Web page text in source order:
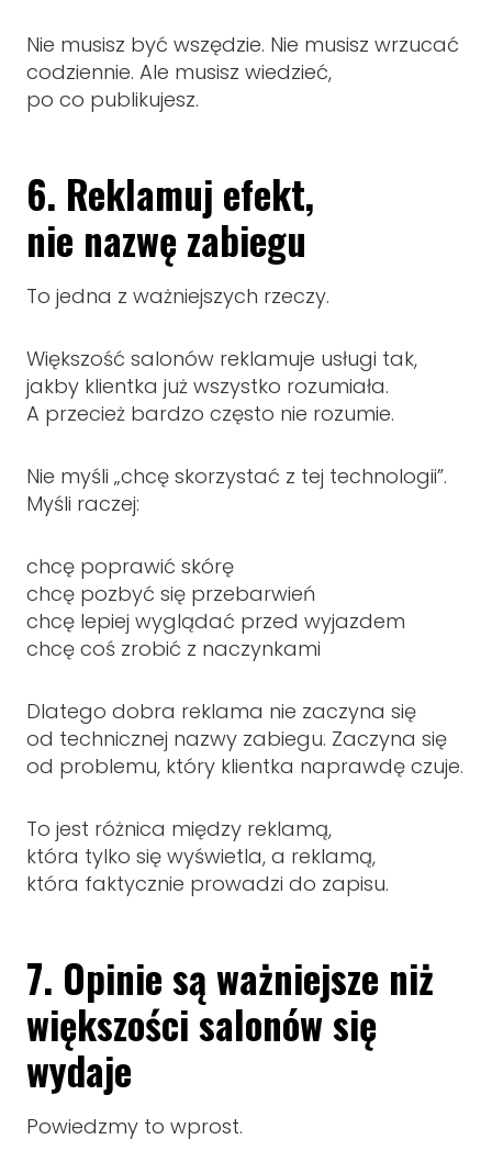
Nie musisz być wszędzie. Nie musisz wrzucać
codziennie. Ale musisz wiedzieć,
po co publikujesz.
6. Reklamuj efekt,
nie nazwę zabiegu
To jedna z ważniejszych rzeczy.
Większość salonów reklamuje usługi tak,
jakby klientka już wszystko rozumiała.
A przecież bardzo często nie rozumie.
Nie myśli „chcę skorzystać z tej technologii”.
Myśli raczej:
chcę poprawić skórę
chcę pozbyć się przebarwień
chcę lepiej wyglądać przed wyjazdem
chcę coś zrobić z naczynkami
Dlatego dobra reklama nie zaczyna się
od technicznej nazwy zabiegu. Zaczyna się
od problemu, który klientka naprawdę czuje.
To jest różnica między reklamą,
która tylko się wyświetla, a reklamą,
która faktycznie prowadzi do zapisu.
7. Opinie są ważniejsze niż
większości salonów się
wydaje
Powiedzmy to wprost.